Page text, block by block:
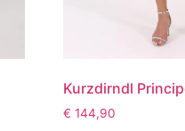
Kurzdirndl
€ 144,90